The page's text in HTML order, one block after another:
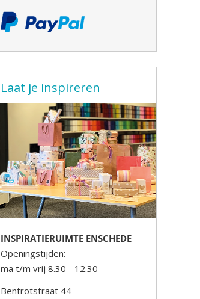
Laat je inspireren
INSPIRATIERUIMTE ENSCHEDE
Openingstijden:
ma t/m vrij 8.30 - 12.30
Bentrotstraat 44